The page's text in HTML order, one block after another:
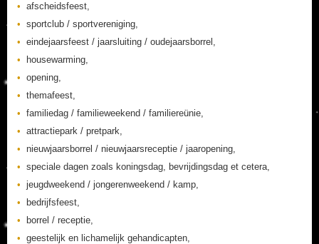
afscheidsfeest,
sportclub / sportvereniging,
eindejaarsfeest / jaarsluiting / oudejaarsborrel,
housewarming,
opening,
themafeest,
familiedag / familieweekend / familiereünie,
attractiepark / pretpark,
nieuwjaarsborrel / nieuwjaarsreceptie / jaaropening,
speciale dagen zoals koningsdag, bevrijdingsdag et cetera,
jeugdweekend / jongerenweekend / kamp,
bedrijfsfeest,
borrel / receptie,
geestelijk en lichamelijk gehandicapten,